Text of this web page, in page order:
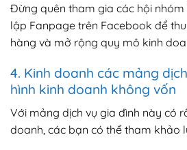
Đừng quên tham gia các hội
lập Fanpage trên Facebook để
hàng và mở rộng quy mô kinh
4. Kinh doanh các mảng
hình kinh doanh không vốn
Với mảng dịch vụ gia đình này có
doanh, các bạn có thể tham khảo